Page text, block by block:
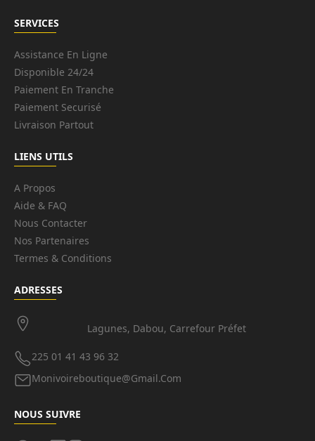
SERVICES
Assistance En Ligne
Disponible 24/24
Paiement En Tranche
Paiement Securisé
Livraison Partout
LIENS UTILS
A Propos
Aide & FAQ
Nous Contacter
Nos Partenaires
Termes & Conditions
ADRESSES
Lagunes, Dabou, Carrefour Préfet
225 01 41 43 96 32
Monivoireboutique@gmail.com
NOUS SUIVRE